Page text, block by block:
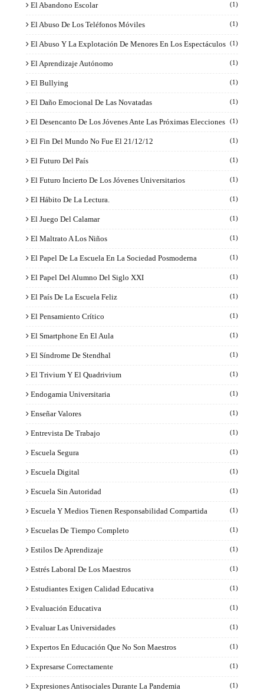
El Abandono Escolar (1)
El Abuso De Los Teléfonos Móviles (1)
El Abuso Y La Explotación De Menores En Los Espectáculos (1)
El Aprendizaje Autónomo (1)
El Bullying (1)
El Daño Emocional De Las Novatadas (1)
El Desencanto De Los Jóvenes Ante Las Próximas Elecciones (1)
El Fin Del Mundo No Fue El 21/12/12 (1)
El Futuro Del País (1)
El Futuro Incierto De Los Jóvenes Universitarios (1)
El Hábito De La Lectura. (1)
El Juego Del Calamar (1)
El Maltrato A Los Niños (1)
El Papel De La Escuela En La Sociedad Posmoderna (1)
El Papel Del Alumno Del Siglo XXI (1)
El País De La Escuela Feliz (1)
El Pensamiento Crítico (1)
El Smartphone En El Aula (1)
El Síndrome De Stendhal (1)
El Trivium Y El Quadrivium (1)
Endogamia Universitaria (1)
Enseñar Valores (1)
Entrevista De Trabajo (1)
Escuela Segura (1)
Escuela Digital (1)
Escuela Sin Autoridad (1)
Escuela Y Medios Tienen Responsabilidad Compartida (1)
Escuelas De Tiempo Completo (1)
Estilos De Aprendizaje (1)
Estrés Laboral De Los Maestros (1)
Estudiantes Exigen Calidad Educativa (1)
Evaluación Educativa (1)
Evaluar Las Universidades (1)
Expertos En Educación Que No Son Maestros (1)
Expresarse Correctamente (1)
Expresiones Antisociales Durante La Pandemia (1)